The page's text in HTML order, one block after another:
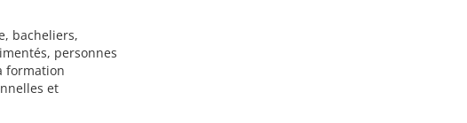
bacheliers,
personnes
formation
et